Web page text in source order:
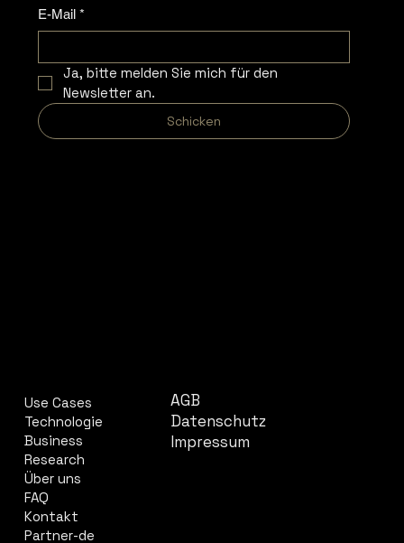
E-Mail *
Ja, bitte melden Sie mich für den
Newsletter an.
Schicken
Use Cases
Technologie
Business
Research
Über uns
FAQ
Kontakt
Partner-de
AGB
Datenschutz
Impressum